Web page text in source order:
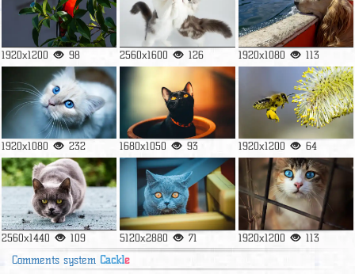
1920x1200 98 2560x1600 126 1920x1080 113
1920x1080 232 1680x1050 93 1920x1200 64
2560x1440 109 5120x2880 71 1920x1200 113
Comments system Cackle